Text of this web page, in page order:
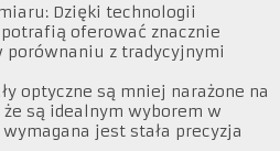
Dzięki technologii
oferować znacznie
porównaniu z tradycyjnymi
optyczne są mniej narażone na
są idealnym wyborem w
jest stała precyzja